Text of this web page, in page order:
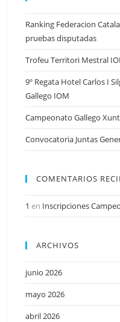
Ranking Federacion
pruebas disputadas
Trofeu Territori Mestral
9º Regata Hotel Carlos I
Gallego IOM
Campeonato Gallego
Convocatoria Juntas
COMENTARIOS
1 en Inscripciones
ARCHIVOS
junio 2026
mayo 2026
abril 2026